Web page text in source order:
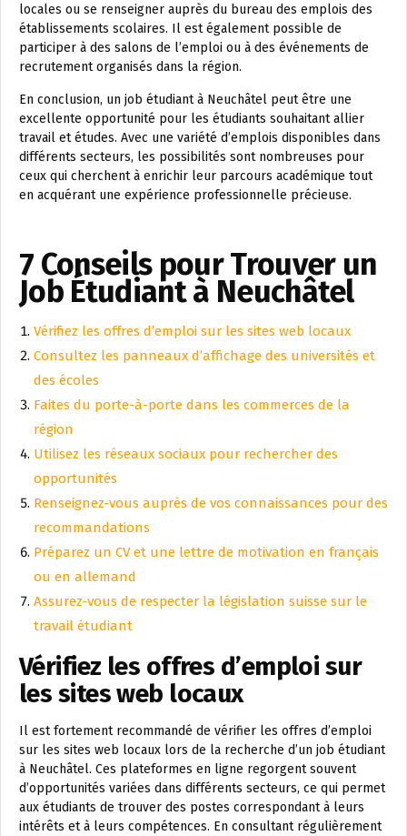
locales ou se renseigner auprès du bureau des emplois des
établissements scolaires. Il est également possible de
participer à des salons de l’emploi ou à des événements de
recrutement organisés dans la région.
En conclusion, un job étudiant à Neuchâtel peut être une
excellente opportunité pour les étudiants souhaitant allier
travail et études. Avec une variété d’emplois disponibles dans
différents secteurs, les possibilités sont nombreuses pour
ceux qui cherchent à enrichir leur parcours académique tout
en acquérant une expérience professionnelle précieuse.
7 Conseils pour Trouver un
Job Étudiant à Neuchâtel
Vérifiez les offres d’emploi sur les sites web locaux
Consultez les panneaux d’affichage des universités et
des écoles
Faites du porte-à-porte dans les commerces de la
région
Utilisez les réseaux sociaux pour rechercher des
opportunités
Renseignez-vous auprès de vos connaissances pour des
recommandations
Préparez un CV et une lettre de motivation en français
ou en allemand
Assurez-vous de respecter la législation suisse sur le
travail étudiant
Vérifiez les offres d’emploi sur
les sites web locaux
Il est fortement recommandé de vérifier les offres d’emploi
sur les sites web locaux lors de la recherche d’un job étudiant
à Neuchâtel. Ces plateformes en ligne regorgent souvent
d’opportunités variées dans différents secteurs, ce qui permet
aux étudiants de trouver des postes correspondant à leurs
intérêts et à leurs compétences. En consultant régulièrement